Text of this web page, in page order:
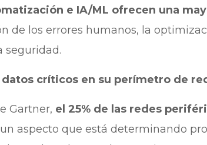
e IA/ML ofrecen una
de los errores humanos, la
seguridad.
críticos en su perímetro de
Gartner, el 25% de las redes
un aspecto que está determinando